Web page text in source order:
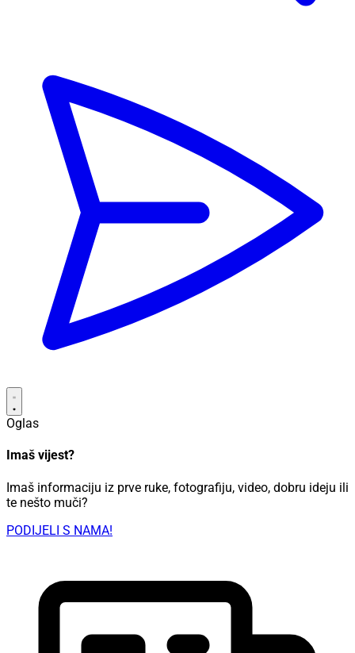
Oglas
Imaš vijest?
Imaš informaciju iz prve ruke, fotografiju, video, dobru ideju ili
te nešto muči?
PODIJELI S NAMA!